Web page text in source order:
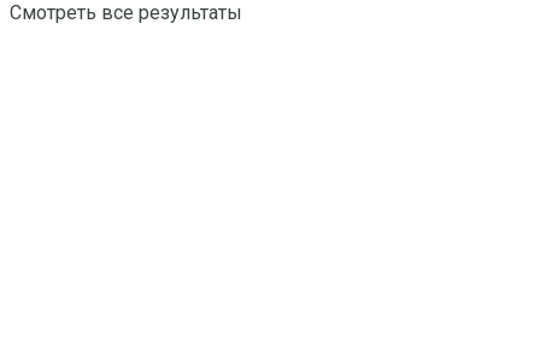
Смотреть все результаты